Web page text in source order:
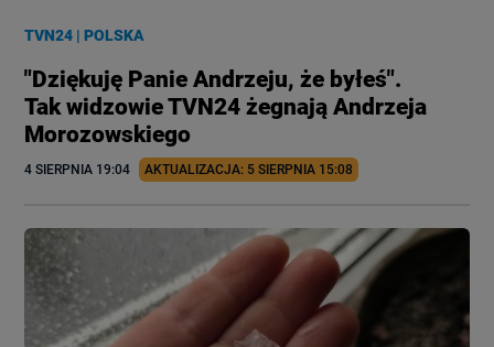
TVN24 |POLSKA
"Dziękuję Panie Andrzeju, że byłeś".
Tak widzowie TVN24 żegnają Andrzeja
Morozowskiego
4 SIERPNIA 19:04 AKTUALIZACJA: 5 SIERPNIA 15:08